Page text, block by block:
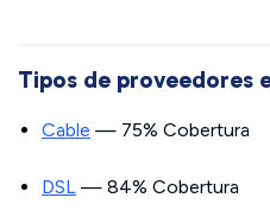
Tipos de proveedores
Cable — 75% Cobertura
DSL — 84% Cobertura